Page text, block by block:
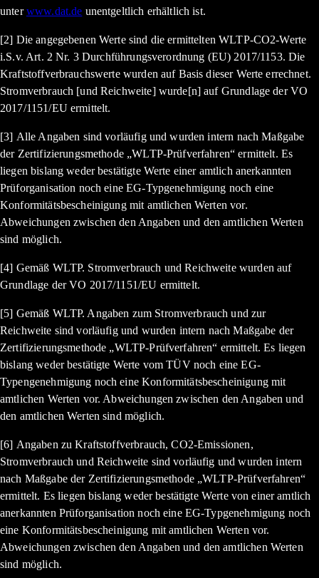
unterwww.dat.de unentgeltlich erhältlich ist.
[2] Die angegebenen Werte sind die ermittelten WLTP-CO2-Werte
i.S.v. Art. 2 Nr. 3 Durchführungsverordnung (EU) 2017/1153. Die
Kraftstoffverbrauchswerte wurden auf Basis dieser Werte errechnet.
Stromverbrauch [und Reichweite] wurde[n] auf Grundlage der VO
2017/1151/EU ermittelt.
[3] Alle Angaben sind vorläufig und wurden intern nach Maßgabe
der Zertifizierungsmethode „WLTP-Prüfverfahren“ ermittelt. Es
liegen bislang weder bestätigte Werte einer amtlich anerkannten
Prüforganisation noch eine EG-Typgenehmigung noch eine
Konformitätsbescheinigung mit amtlichen Werten vor.
Abweichungen zwischen den Angaben und den amtlichen Werten
sind möglich.
[4] Gemäß WLTP. Stromverbrauch und Reichweite wurden auf
Grundlage der VO 2017/1151/EU ermittelt.
[5] Gemäß WLTP. Angaben zum Stromverbrauch und zur
Reichweite sind vorläufig und wurden intern nach Maßgabe der
Zertifizierungsmethode „WLTP-Prüfverfahren“ ermittelt. Es liegen
bislang weder bestätigte Werte vom TÜV noch eine EG-
Typengenehmigung noch eine Konformitätsbescheinigung mit
amtlichen Werten vor. Abweichungen zwischen den Angaben und
den amtlichen Werten sind möglich.
[6] Angaben zu Kraftstoffverbrauch, CO2-Emissionen,
Stromverbrauch und Reichweite sind vorläufig und wurden intern
nach Maßgabe der Zertifizierungsmethode „WLTP-Prüfverfahren“
ermittelt. Es liegen bislang weder bestätigte Werte von einer amtlich
anerkannten Prüforganisation noch eine EG-Typgenehmigung noch
eine Konformitätsbescheinigung mit amtlichen Werten vor.
Abweichungen zwischen den Angaben und den amtlichen Werten
sind möglich.